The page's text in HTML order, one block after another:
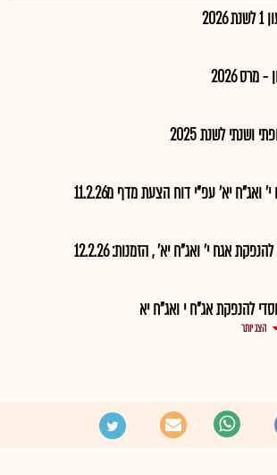
2026
ושנתי לשנת 2025
יא' עפ"י דוח הצעת מדף מ11.2.26
אגח י' ואג"ח יא' , הזמנות: 12.2.26
להנפקת אג"ח י ואג"ח יא
הצג יותר